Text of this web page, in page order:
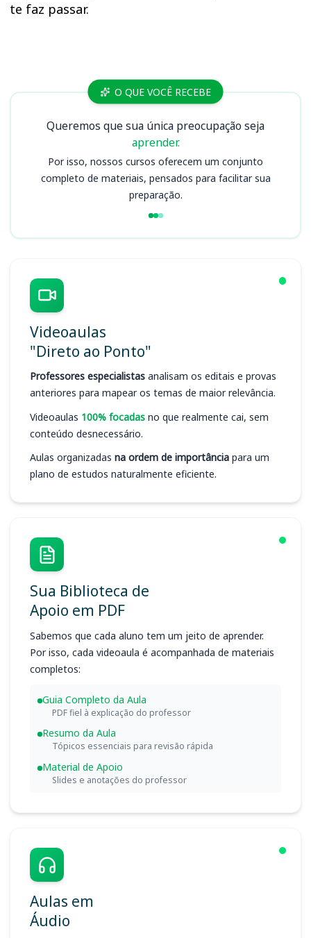
te faz passar.
Cursos O QUE VOCÊ RECEBE
Queremos que sua única preocupação seja
aprender.
Por isso, nossos cursos oferecem um conjunto
completo de materiais, pensados para facilitar sua
preparação.
Videoaulas
"Direto ao Ponto"
Professores especialistas analisam os editais e provas
anteriores para mapear os temas de maior relevância.
Videoaulas 100% focadas no que realmente cai, sem
conteúdo desnecessário.
Aulas organizadas na ordem de importância para um
plano de estudos naturalmente eficiente.
Sua Biblioteca de
Apoio em PDF
Sabemos que cada aluno tem um jeito de aprender.
Por isso, cada videoaula é acompanhada de materiais
completos:
Guia Completo da Aula
PDF fiel à explicação do professor
Resumo da Aula
Tópicos essenciais para revisão rápida
Material de Apoio
Slides e anotações do professor
Aulas em
Áudio